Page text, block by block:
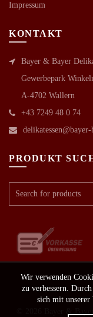
Impressum
KONTAKT
Bayer & Bayer
Gewerbepark
A-4702 Wallern
+43 7249 48 0 74
PRODUKT
Wir verwenden
zu verbessern.
sich mit unserer